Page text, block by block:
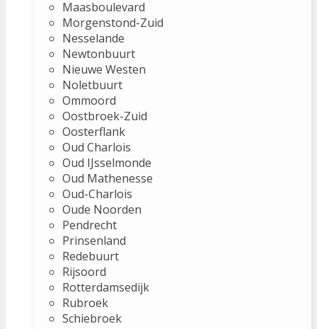
Maasboulevard
Morgenstond-Zuid
Nesselande
Newtonbuurt
Nieuwe Westen
Noletbuurt
Ommoord
Oostbroek-Zuid
Oosterflank
Oud Charlois
Oud IJsselmonde
Oud Mathenesse
Oud-Charlois
Oude Noorden
Pendrecht
Prinsenland
Redebuurt
Rijsoord
Rotterdamsedijk
Rubroek
Schiebroek